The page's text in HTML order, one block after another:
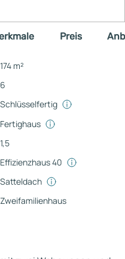
Preis
174 m²
6
Schlüsselfertig
Fertighaus
1,5
Effizienzhaus 40
Satteldach
Zweifamilienhaus